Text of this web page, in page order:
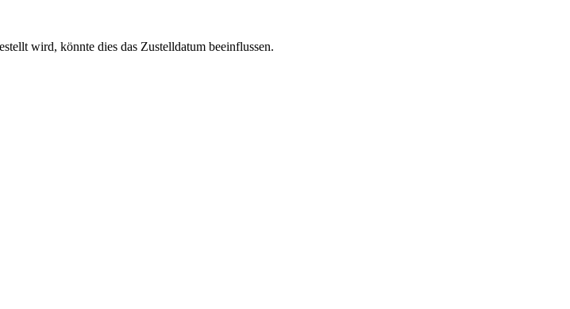
wird, könnte dies das Zustelldatum beeinflussen.